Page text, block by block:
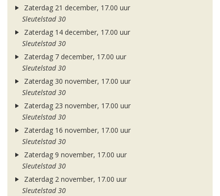
Zaterdag 21 december, 17.00 uur
Sleutelstad 30
Zaterdag 14 december, 17.00 uur
Sleutelstad 30
Zaterdag 7 december, 17.00 uur
Sleutelstad 30
Zaterdag 30 november, 17.00 uur
Sleutelstad 30
Zaterdag 23 november, 17.00 uur
Sleutelstad 30
Zaterdag 16 november, 17.00 uur
Sleutelstad 30
Zaterdag 9 november, 17.00 uur
Sleutelstad 30
Zaterdag 2 november, 17.00 uur
Sleutelstad 30